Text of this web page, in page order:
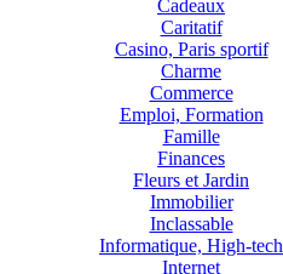
Cadeaux
Caritatif
Casino, Paris sportif
Charme
Commerce
Emploi, Formation
Famille
Finances
Fleurs et Jardin
Immobilier
Inclassable
Informatique, High-tech
Internet